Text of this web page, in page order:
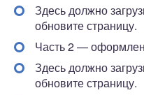
Здесь должно
обновите страницу.
Часть 2 —
Здесь должно
обновите страницу.